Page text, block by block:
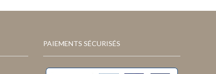
PAIEMENTS SÉCURISÉS